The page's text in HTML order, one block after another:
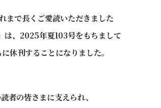
まで長くご愛読いただきました
、 2025年夏103号をもちまして
休刊することになりました。
者の皆さまに支えられ、